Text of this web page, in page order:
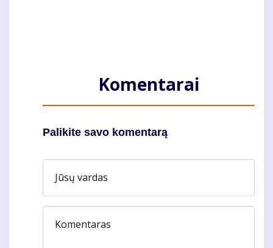
Komentarai
Palikite savo komentarą
Jūsų vardas
Komentaras